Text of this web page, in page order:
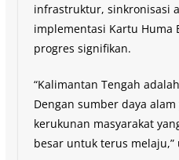
infrastruktur, sinkronisasi
implementasi Kartu Huma
progres signifikan.
“Kalimantan Tengah
Dengan sumber daya
kerukunan masyarakat
besar untuk terus melaju,”